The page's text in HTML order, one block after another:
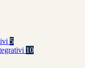
5
10